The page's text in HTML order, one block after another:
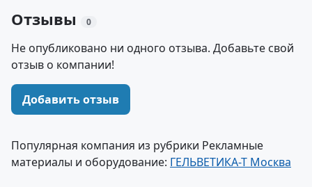
Отзывы 0
Не опубликовано ни одного отзыва. Добавьте свой
отзыв о компании!
Добавить отзыв
Популярная компания из рубрики Рекламные
материалы и оборудование: ГЕЛЬВЕТИКА-Т Москва